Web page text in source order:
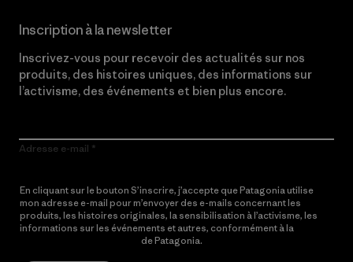
Inscription à la newsletter
Inscrivez-vous pour recevoir des actualités sur nos
produits, des histoires uniques, des informations sur
l’activisme, des événements et bien plus encore.
Adresse e-mail
En cliquant sur le bouton S’inscrire, j’accepte que Patagonia utilise
mon adresse e-mail pour m’envoyer des e-mails concernant les
produits, les histoires originales, la sensibilisation à l’activisme, les
informations sur les événements et autres, conformément à la
de Patagonia.